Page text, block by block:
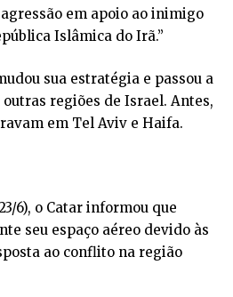
em apoio ao inimigo
Islâmica do Irã.”
sua estratégia e passou a
regiões de Israel. Antes,
em Tel Aviv e Haifa.
6), o Catar informou que
seu espaço aéreo devido às
ao conflito na região